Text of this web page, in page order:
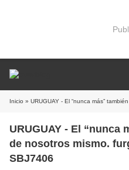
Inicio » URUGUAY - El “nunca más” también
URUGUAY - El “nunca
de nosotros mismo.
SBJ7406